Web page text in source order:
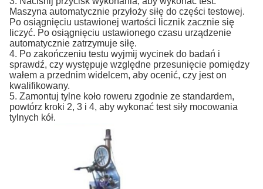
Maszyna automatycznie przyłoży siłę do części testowej.
Po osiągnięciu ustawionej wartości licznik zacznie się
liczyć. Po osiągnięciu ustawionego czasu urządzenie
automatycznie zatrzymuje siłę.
4. Po zakończeniu testu wyjmij wycinek do badań i
sprawdź, czy występuje względne przesunięcie pomiędzy
wałem a przednim widelcem, aby ocenić, czy jest on
kwalifikowany.
5. Zamontuj tylne koło roweru zgodnie ze standardem,
powtórz kroki 2, 3 i 4, aby wykonać test siły mocowania
tylnych kół.